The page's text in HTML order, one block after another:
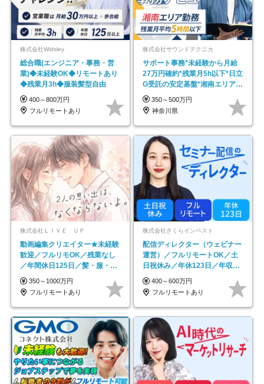
株式会社Widsley
総合職(エンジニア・事務・営
業)◆未経験OK◆リモートあり
◆残業月3h◆服装髪型自由
400～800万円
フルリモートあり
株式会社サウンドテクニカ
サポート事務*未経験から月給
27万円確約*残業月5h以下*日立
G受託の安定基盤*湘南エリア勤
務
350～500万円
神奈川県
株式会社ＬＩＶＥ ＵＰ
動画編集クリエイター★未経験
歓迎／フルリモOK／残業なし
／年間休日125日／髪・服・ネ
イル自由／研修充実で安心
350～1000万円
フルリモートあり
株式会社さくらインベスト
配信ディレクター（ウェビナー
運営）／フルリモートOK／土
日祝休み／年休123日／年収
600万円可
400～600万円
フルリモートあり